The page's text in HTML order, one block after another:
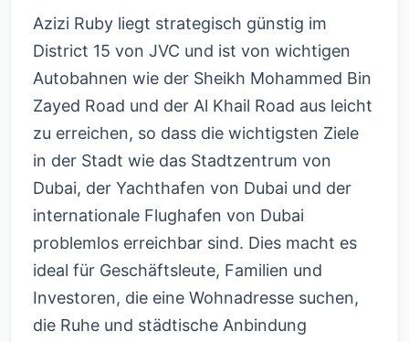
Azizi Ruby liegt strategisch günstig im
District 15 von JVC und ist von wichtigen
Autobahnen wie der Sheikh Mohammed Bin
Zayed Road und der Al Khail Road aus leicht
zu erreichen, so dass die wichtigsten Ziele
in der Stadt wie das Stadtzentrum von
Dubai, der Yachthafen von Dubai und der
internationale Flughafen von Dubai
problemlos erreichbar sind. Dies macht es
ideal für Geschäftsleute, Familien und
Investoren, die eine Wohnadresse suchen,
die Ruhe und städtische Anbindung